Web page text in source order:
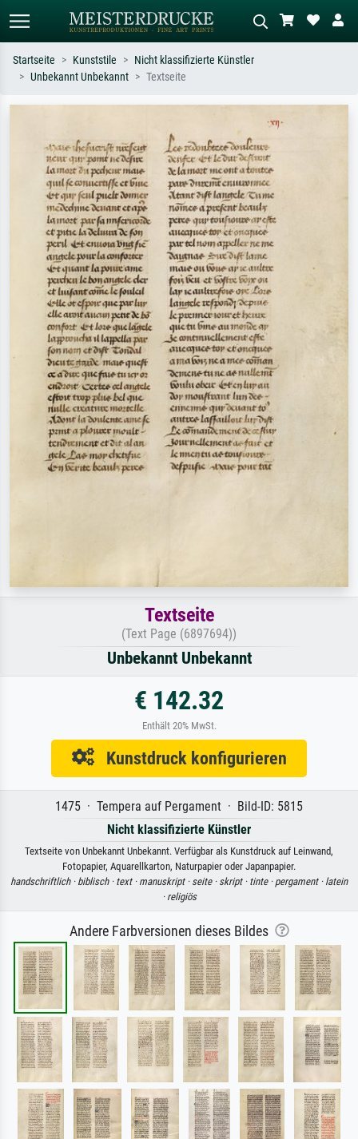
Sternennacht, Impressionismus, Welle
Hokusai, Akt.
Beschreiben Sie die Szene – z.B. Grüne
Wiese, Abstrakt mit viel Rot, Dunkles
Ölgemälde, Stehender Akt neben einem
Baum.
Startseite Kunststile
Nicht klassifizierte Künstler
Unbekannt Unbekannt
Textseite
Textseite
(Text Page (6897694))
Unbekannt Unbekannt
€ 142.32
Enthält 20% MwSt.
Kunstdruck konfigurieren
1475 · Tempera auf Pergament · Bild-ID: 5815
Nicht klassifizierte Künstler
Textseite von Unbekannt Unbekannt. Verfügbar als Kunstdruck auf Leinwand,
Fotopapier, Aquarellkarton, Naturpapier oder Japanpapier.
handschriftlich · biblisch · text · manuskript · seite · skript · tinte · pergament · latein
· religiös
Andere Farbversionen dieses Bildes